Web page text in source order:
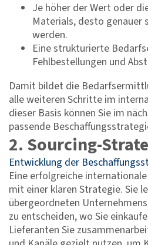
Je höher der Wert oder
Materials, desto
werden.
Eine strukturierte
Fehlbestellungen und
Damit bildet die
alle weiteren Schritte im
dieser Basis können Sie im
passende
2. Sourcing-
Entwicklung der
Eine erfolgreiche
mit einer klaren Strategie. Sie
übergeordneten
zu entscheiden, wo Sie
Lieferanten Sie